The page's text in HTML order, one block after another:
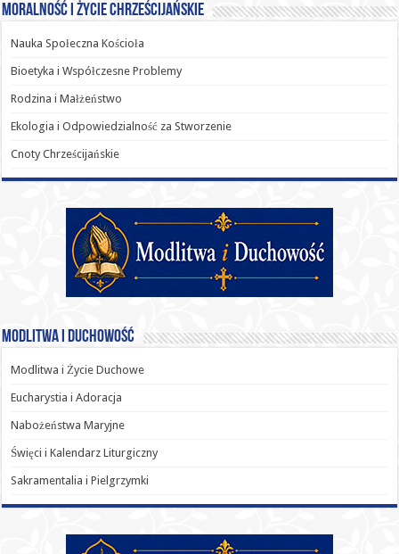
Moralność i Życie Chrześcijańskie
Nauka Społeczna Kościoła
Bioetyka i Współczesne Problemy
Rodzina i Małżeństwo
Ekologia i Odpowiedzialność za Stworzenie
Cnoty Chrześcijańskie
Modlitwa i Duchowość
Modlitwa i Życie Duchowe
Eucharystia i Adoracja
Nabożeństwa Maryjne
Święci i Kalendarz Liturgiczny
Sakramentalia i Pielgrzymki